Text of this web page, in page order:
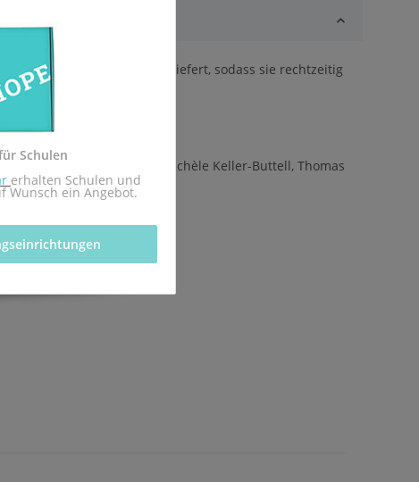
Realschule -) geliefert, sodass sie rechtzeitig
Niko Markus, Michèle Keller-Buttell, Thomas
Schulen
erhalten Schulen und
Wunsch ein Angebot.